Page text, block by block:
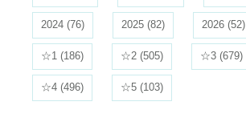
2024 (76) 2025 (82) 2026 (52)
☆1 (186) ☆2 (505) ☆3 (679)
☆4 (496) ☆5 (103)